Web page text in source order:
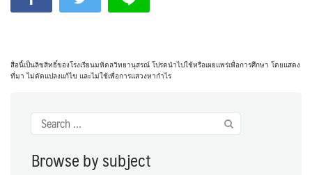
สื่อนี้เป็นลิขสิทธิ์ของโรงเรียนมหิดลวิทยานุสรณ์ โปรดนำไปใช้หรือเผยแพร่เพื่อการศึกษา โดยแสดง
ที่มา ไม่ดัดแปลงแก้ไข และไม่ใช้เพื่อการแสวงหากำไร
Search
for:
Browse by subject